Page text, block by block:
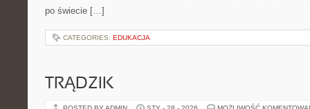
po świecie […]
CATEGORIES: EDUKACJA
TRĄDZIK